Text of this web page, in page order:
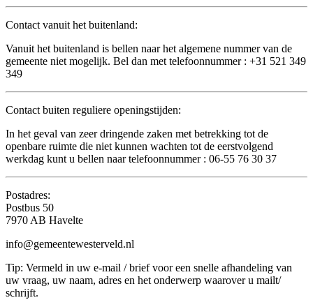
Contact vanuit het buitenland:
Vanuit het buitenland is bellen naar het algemene nummer van de
gemeente niet mogelijk. Bel dan met telefoonnummer : +31 521 349
349
Contact buiten reguliere openingstijden:
In het geval van zeer dringende zaken met betrekking tot de
openbare ruimte die niet kunnen wachten tot de eerstvolgend
werkdag kunt u bellen naar telefoonnummer : 06-55 76 30 37
Postadres:
Postbus 50
7970 AB Havelte
info@gemeentewesterveld.nl
Tip: Vermeld in uw e-mail / brief voor een snelle afhandeling van
uw vraag, uw naam, adres en het onderwerp waarover u mailt/
schrijft.